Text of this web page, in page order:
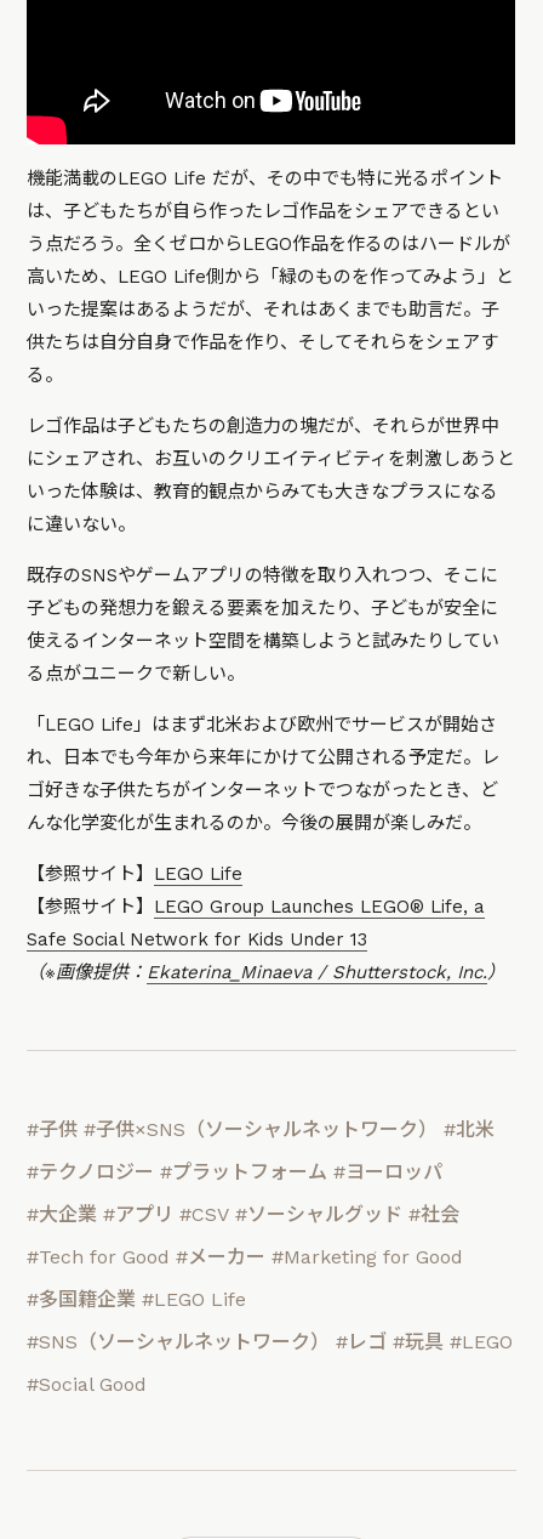
機能満載のLEGO Life だが、その中でも特に光るポイント
は、子どもたちが自ら作ったレゴ作品をシェアできるとい
う点だろう。全くゼロからLEGO作品を作るのはハードルが
高いため、LEGO Life側から「緑のものを作ってみよう」と
いった提案はあるようだが、それはあくまでも助言だ。子
供たちは自分自身で作品を作り、そしてそれらをシェアす
る。
レゴ作品は子どもたちの創造力の塊だが、それらが世界中
にシェアされ、お互いのクリエイティビティを刺激しあうと
いった体験は、教育的観点からみても大きなプラスになる
に違いない。
既存のSNSやゲームアプリの特徴を取り入れつつ、そこに
子どもの発想力を鍛える要素を加えたり、子どもが安全に
使えるインターネット空間を構築しようと試みたりしてい
る点がユニークで新しい。
「LEGO Life」はまず北米および欧州でサービスが開始さ
れ、日本でも今年から来年にかけて公開される予定だ。レ
ゴ好きな子供たちがインターネットでつながったとき、ど
んな化学変化が生まれるのか。今後の展開が楽しみだ。
【参照サイト】 LEGO Life
【参照サイト】 LEGO Group Launches LEGO® Life, a
Safe Social Network for Kids Under 13
（※画像提供： Ekaterina_Minaeva / Shutterstock, Inc.）
#子供 #子供×SNS（ソーシャルネットワーク）
#北米
#テクノロジー #プラットフォーム #ヨーロッパ
#大企業 #アプリ #CSV #ソーシャルグッド #社会
#Tech for Good #メーカー #Marketing for Good
#多国籍企業 #LEGO Life
#SNS（ソーシャルネットワーク）
#レゴ #玩具 #LEGO
#Social Good